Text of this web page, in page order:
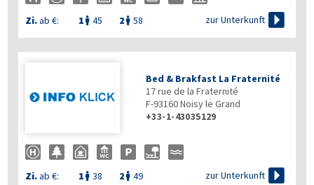
Zi.ab €: 1  45 2  58 zur Unterkunft 
Bed & Brakfast La Fraternité
17 rue de la Fraternité
F-93160Noisy le Grand
+33-1-43035129
Zi.ab €: 1  38 2  49 zur Unterkunft 